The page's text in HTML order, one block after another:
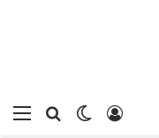
بحثالوضع
تسجيل الدخول